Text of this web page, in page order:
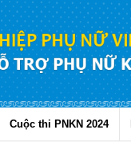
Cuộc thi PNKN 2024